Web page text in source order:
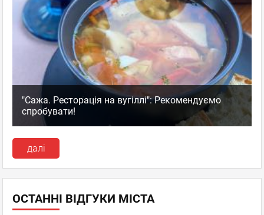
"Сажа. Ресторація на вугіллі": Рекомендуємо
спробувати!
далі
ОСТАННІ ВІДГУКИ МІСТА